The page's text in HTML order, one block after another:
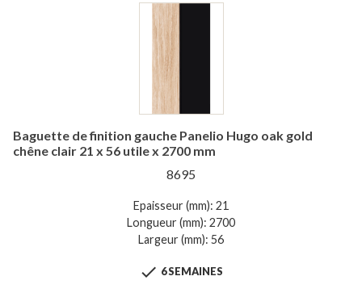
Baguette de finition gauche Panelio Hugo oak gold
chêne clair 21 x 56 utile x 2700 mm
8695
Epaisseur (mm): 21
Longueur (mm): 2700
Largeur (mm): 56
 6 SEMAINES